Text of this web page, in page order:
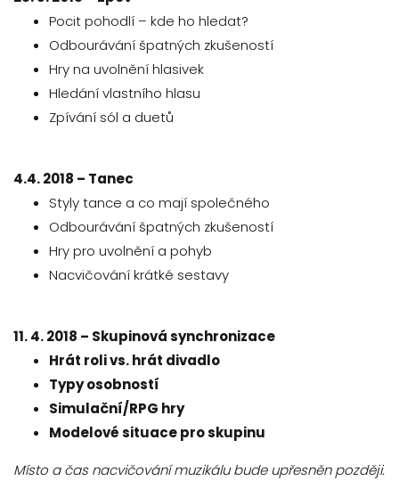
Pocit pohodlí – kde ho hledat?
Odbourávání špatných zkušeností
Hry na uvolnění hlasivek
Hledání vlastního hlasu
Zpívání sól a duetů
4.4. 2018 – Tanec
Styly tance a co mají společného
Odbourávání špatných zkušeností
Hry pro uvolnění a pohyb
Nacvičování krátké sestavy
11. 4. 2018 – Skupinová synchronizace
Hrát roli vs. hrát divadlo
Typy osobností
Simulační/RPG hry
Modelové situace pro skupinu
Místo a čas nacvičování muzikálu bude upřesněn později.